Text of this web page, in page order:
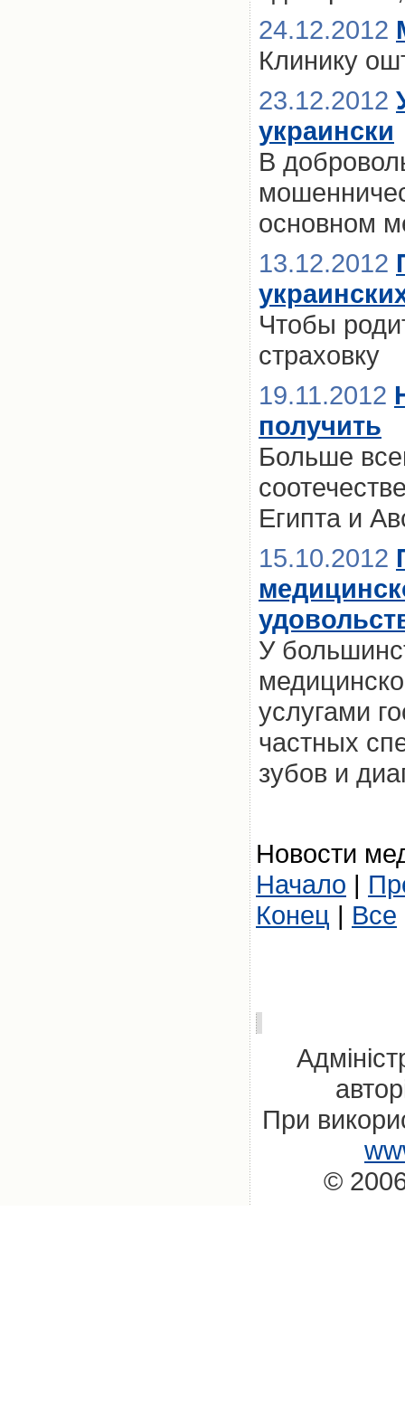
24.12.2012
Клинику
23.12.2012
украински
В
основном
13.12.2012
Чтобы
страховку
19.11.2012
получить
Больше
Египта и
15.10.2012
У
услугами
частных
зубов и
Новости
Начало |
Конец | Все
При
©